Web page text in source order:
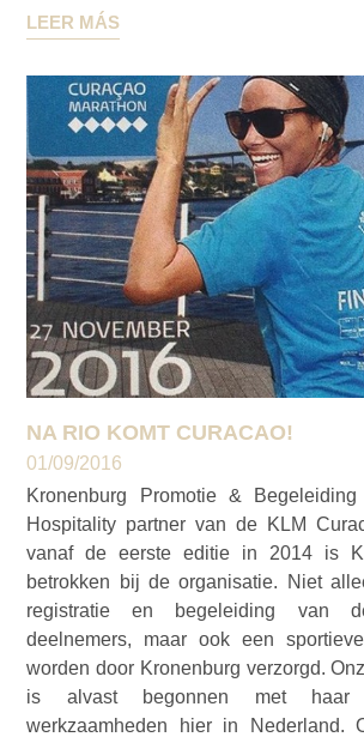
LEER MÁS
NA RIO KOMT CURACAO!
01/09/2016
Kronenburg Promotie &
Hospitality partner van de KLM
vanaf de eerste editie in 2014 is
betrokken bij de organisatie. Niet
registratie en begeleiding van
deelnemers, maar ook een
worden door Kronenburg verzorgd.
is alvast begonnen met haar
werkzaamheden hier in Nederland.